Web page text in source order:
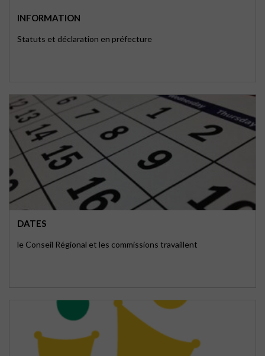
INFORMATION
Statuts et déclaration en préfecture
DATES
le Conseil Régional et les commissions travaillent